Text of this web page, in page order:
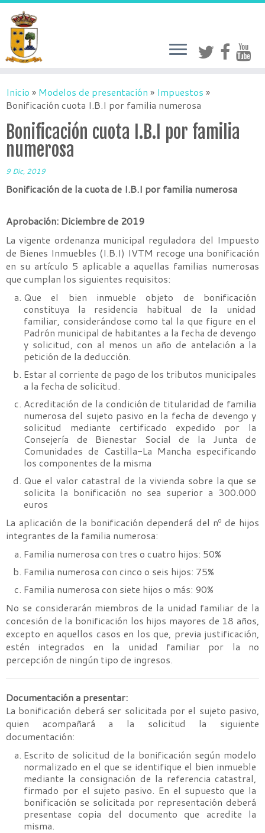
Inicio » Modelos de presentación » Impuestos »
Bonificación cuota I.B.I por familia numerosa
Bonificación cuota I.B.I por familia
numerosa
9 Dic, 2019
Bonificación de la cuota de I.B.I por familia numerosa
Aprobación: Diciembre de 2019
La vigente ordenanza municipal reguladora del Impuesto
de Bienes Inmuebles (I.B.I) IVTM recoge una bonificación
en su artículo 5 aplicable a aquellas familias numerosas
que cumplan los siguientes requisitos:
Que el bien inmueble objeto de bonificación
constituya la residencia habitual de la unidad
familiar, considerándose como tal la que figure en el
Padrón municipal de habitantes a la fecha de devengo
y solicitud, con al menos un año de antelación a la
petición de la deducción.
Estar al corriente de pago de los tributos municipales
a la fecha de solicitud.
Acreditación de la condición de titularidad de familia
numerosa del sujeto pasivo en la fecha de devengo y
solicitud mediante certificado expedido por la
Consejería de Bienestar Social de la Junta de
Comunidades de Castilla-La Mancha especificando
los componentes de la misma
Que el valor catastral de la vivienda sobre la que se
solicita la bonificación no sea superior a 300.000
euros
La aplicación de la bonificación dependerá del nº de hijos
integrantes de la familia numerosa:
Familia numerosa con tres o cuatro hijos: 50%
Familia numerosa con cinco o seis hijos: 75%
Familia numerosa con siete hijos o más: 90%
No se considerarán miembros de la unidad familiar de la
concesión de la bonificación los hijos mayores de 18 años,
excepto en aquellos casos en los que, previa justificación,
estén integrados en la unidad familiar por la no
percepción de ningún tipo de ingresos.
Documentación a presentar:
La bonificación deberá ser solicitada por el sujeto pasivo,
quien acompañará a la solicitud la siguiente
documentación:
Escrito de solicitud de la bonificación según modelo
normalizado en el que se identifique el bien inmueble
mediante la consignación de la referencia catastral,
firmado por el sujeto pasivo. En el supuesto que la
bonificación se solicitada por representación deberá
presentase copia del documento que acredite la
misma.